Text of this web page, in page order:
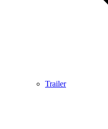
Trailer